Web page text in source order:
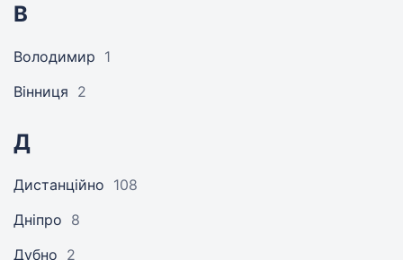
В
Володимир 1
Вінниця 2
Д
Дистанційно 108
Дніпро 8
Дубно 2